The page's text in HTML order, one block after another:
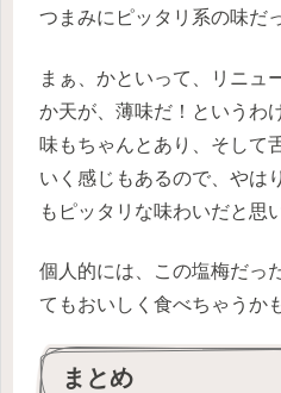
つまみにピッタリ系の味だ
まぁ、かといって、リニュ
か天が、薄味だ！というわ
味もちゃんとあり、そして
いく感じもあるので、やは
もピッタリな味わいだと思
個人的には、この塩梅だっ
てもおいしく食べちゃうか
まとめ